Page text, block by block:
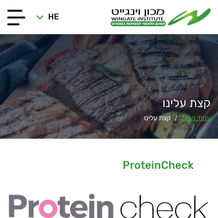
HE
קצת עלינו
עמוד הבית / קצת עלינו
ProteinCheck